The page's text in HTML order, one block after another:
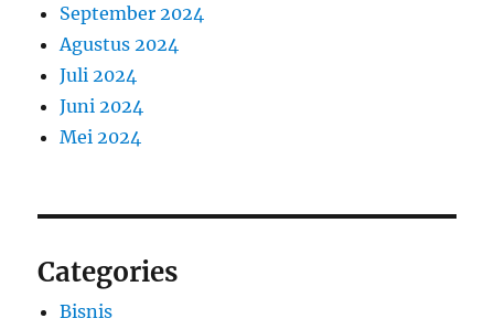
September 2024
Agustus 2024
Juli 2024
Juni 2024
Mei 2024
Categories
Bisnis